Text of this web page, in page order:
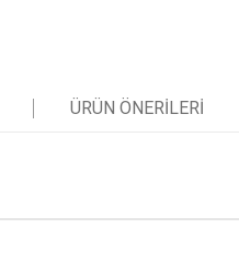
ÜRÜN ÖNERILERI